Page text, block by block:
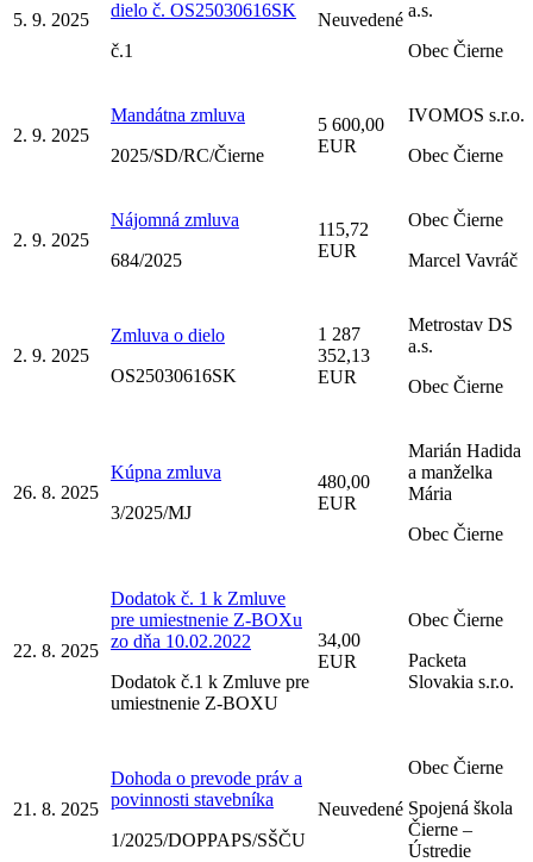
5. 9. 2025
dielo č. OS25030616SK
č.1
Neuvedené a.s.
Obec Čierne
2. 9. 2025
Mandátna zmluva
2025/SD/RC/Čierne
5 600,00
EUR
IVOMOS s.r.o.
Obec Čierne
2. 9. 2025
Nájomná zmluva
684/2025
115,72
EUR
Obec Čierne
Marcel Vavráč
2. 9. 2025
Zmluva o dielo
OS25030616SK
1 287
352,13
EUR
Metrostav DS
a.s.
Obec Čierne
26. 8. 2025
Kúpna zmluva
3/2025/MJ
480,00
EUR
Marián Hadida
a manželka
Mária
Obec Čierne
22. 8. 2025
Dodatok č. 1 k Zmluve
pre umiestnenie Z-BOXu
zo dňa 10.02.2022
Dodatok č.1 k Zmluve pre
umiestnenie Z-BOXU
34,00
EUR
Obec Čierne
Packeta
Slovakia s.r.o.
21. 8. 2025
Dohoda o prevode práv a
povinnosti stavebníka
1/2025/DOPPAPS/SŠČU
Neuvedené
Obec Čierne
Spojená škola
Čierne –
Ústredie